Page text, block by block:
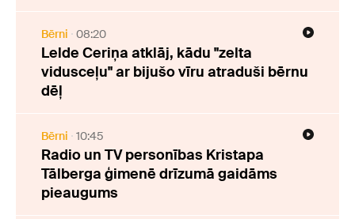
Bērni 08:20
Lelde Ceriņa atklāj, kādu "zelta
vidusceļu" ar bijušo vīru atraduši bērnu
dēļ
Bērni 10:45
Radio un TV personības Kristapa
Tālberga ģimenē drīzumā gaidāms
pieaugums